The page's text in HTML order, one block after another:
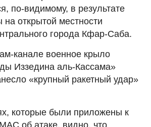
по-видимому, в результате
на открытой местности
города Кфар-Саба.
канале военное крыло
Иззедина аль-Кассама»
«крупный ракетный удар»
которые были приложены к
об атаке, видно, что